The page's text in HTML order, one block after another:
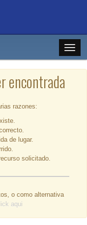
encontrada
razones:
de lugar.
solicitado.
o como alternativa
aqui